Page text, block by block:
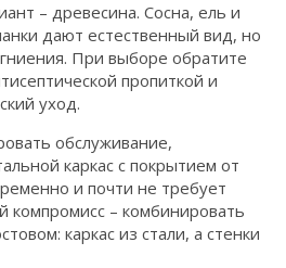
– древесина. Сосна, ель и
дают естественный вид, но
При выборе обратите
пропиткой и
уход.
обслуживание,
каркас с покрытием от
и почти не требует
компромисс – комбинировать
каркас из стали, а стенки